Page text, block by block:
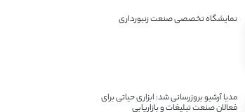
نمایشگاه تخصصی صنعت زنبورداری
مدیا آرشیو بروزرسانی شد: ابزاری حیاتی برای
فعالان صنعت تبلیغات و بازاریابی